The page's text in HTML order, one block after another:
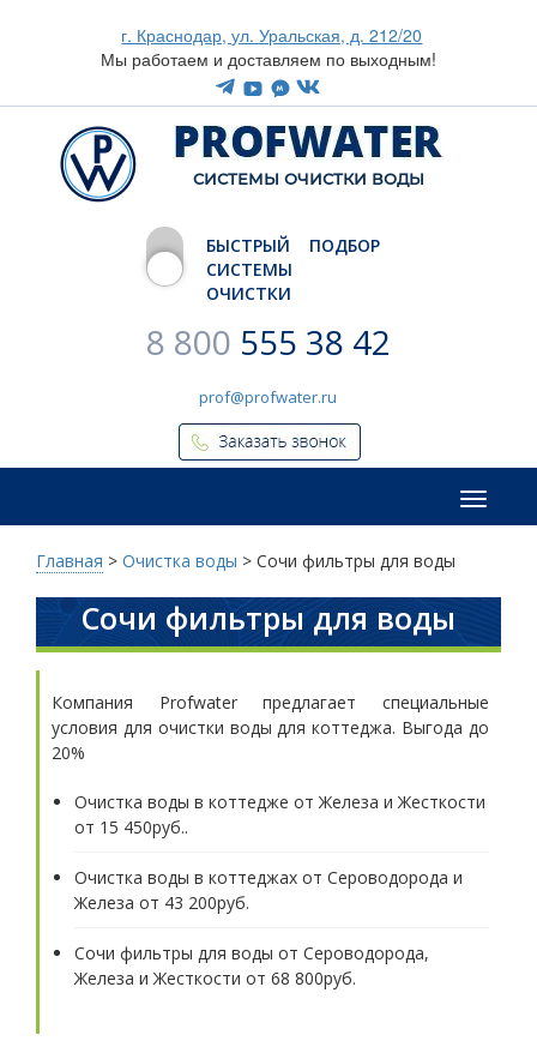
г. Краснодар, ул. Уральская, д. 212/20
Мы работаем и доставляем по выходным!
CИСТЕМЫ ОЧИСТКИ ВОДЫ
БЫСТРЫЙ ПОДБОР
СИСТЕМЫ
ОЧИСТКИ
8 800 555 38 42
prof@profwater.ru
Меню
Главная > Очистка воды > Сочи фильтры для воды
Сочи фильтры для воды
Компания Profwater предлагает специальные
условия для очистки воды для коттеджа. Выгода до
20%
Очистка воды в коттедже от Железа и Жесткости
от 15 450руб..
Очистка воды в коттеджах от Сероводорода и
Железа от 43 200руб.
Сочи фильтры для воды от Сероводорода,
Железа и Жесткости от 68 800руб.